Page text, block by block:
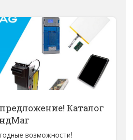
Каталог
возможности!